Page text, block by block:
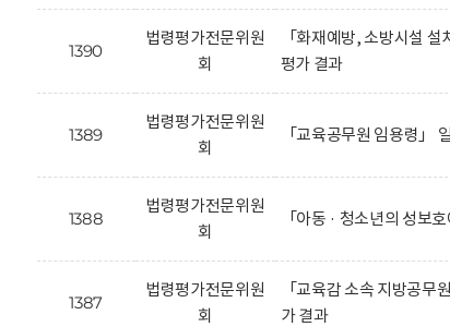
1390
법령평가전문위원
회
「화재예방, 소방시설
평가 결과
1389
법령평가전문위원
회
「교육공무원 임용령」
1388
법령평가전문위원
회
「아동 · 청소년의 성보
1387
법령평가전문위원
회
「교육감 소속 지방공무
가 결과